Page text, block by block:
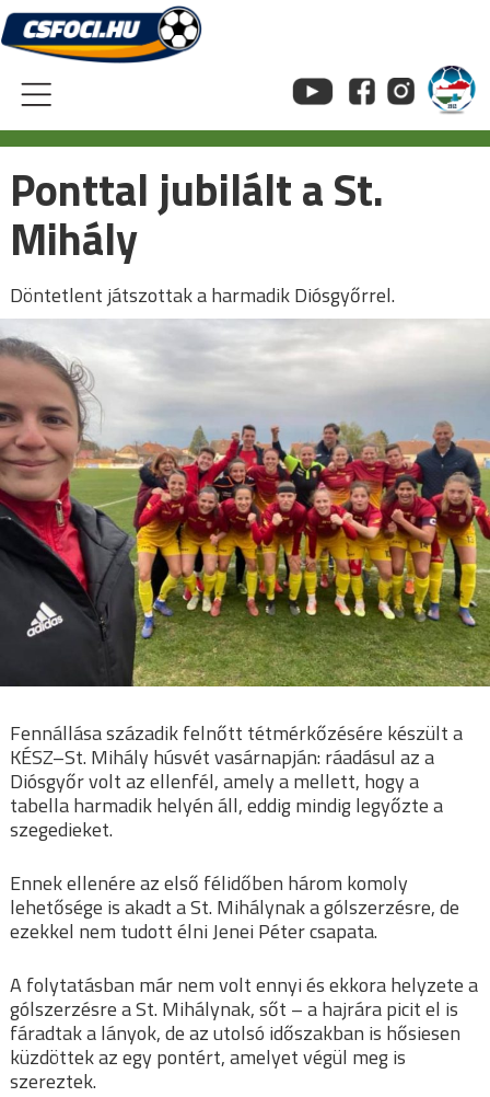
Skip
to
content
Ponttal jubilált a St.
Mihály
Döntetlent játszottak a harmadik Diósgyőrrel.
Fennállása századik felnőtt tétmérkőzésére készült a
KÉSZ–St. Mihály húsvét vasárnapján: ráadásul az a
Diósgyőr volt az ellenfél, amely a mellett, hogy a
tabella harmadik helyén áll, eddig mindig legyőzte a
szegedieket.
Ennek ellenére az első félidőben három komoly
lehetősége is akadt a St. Mihálynak a gólszerzésre, de
ezekkel nem tudott élni Jenei Péter csapata.
A folytatásban már nem volt ennyi és ekkora helyzete a
gólszerzésre a St. Mihálynak, sőt – a hajrára picit el is
fáradtak a lányok, de az utolsó időszakban is hősiesen
küzdöttek az egy pontért, amelyet végül meg is
szereztek.